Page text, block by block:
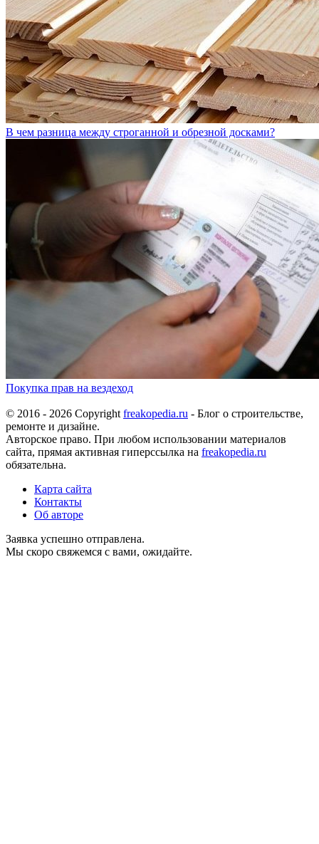
В чем разница между строганной и обрезной досками?
Покупка прав на вездеход
© 2016 - 2026 Copyright freakopedia.ru - Блог о строительстве,
ремонте и дизайне.
Авторское право. При любом использовании материалов
сайта, прямая активная гиперссылка на freakopedia.ru
обязательна.
Карта сайта
Контакты
Об авторе
Заявка успешно отправлена.
Мы скоро свяжемся с вами, ожидайте.